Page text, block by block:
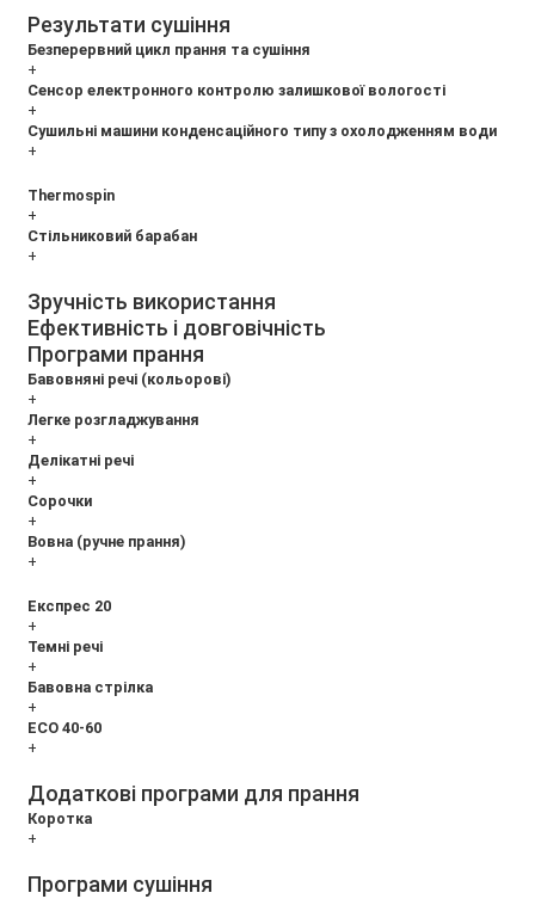
Результати сушіння
Безперервний цикл прання та сушіння
+
Сенсор електронного контролю залишкової вологості
+
Сушильні машини конденсаційного типу з охолодженням води
+
Thermospin
+
Стільниковий барабан
+
Зручність використання
Ефективність і довговічність
Програми прання
Бавовняні речі (кольорові)
+
Легке розгладжування
+
Делікатні речі
+
Сорочки
+
Вовна (ручне прання)
+
Експрес 20
+
Темні речі
+
Бавовна стрілка
+
ECO 40-60
+
Додаткові програми для прання
Коротка
+
Програми сушіння